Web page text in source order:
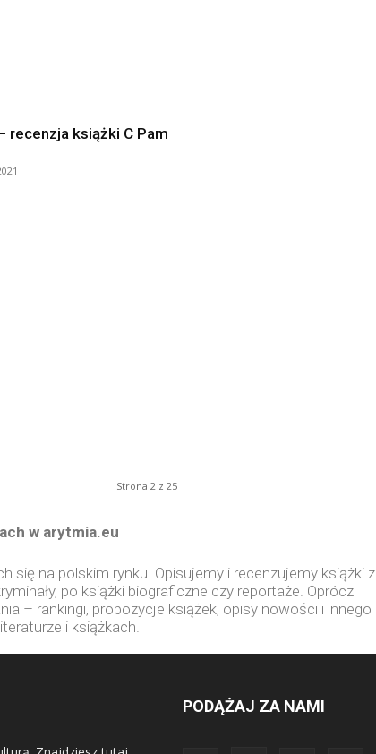
recenzja książki C Pam
Strona 2 z 25
w arytmia.eu
się na polskim rynku. Opisujemy i recenzujemy książki z
po książki biograficzne czy reportaże. Oprócz
– rankingi, propozycje książek, opisy nowości i innego
i książkach.
PODĄŻAJ ZA NAMI